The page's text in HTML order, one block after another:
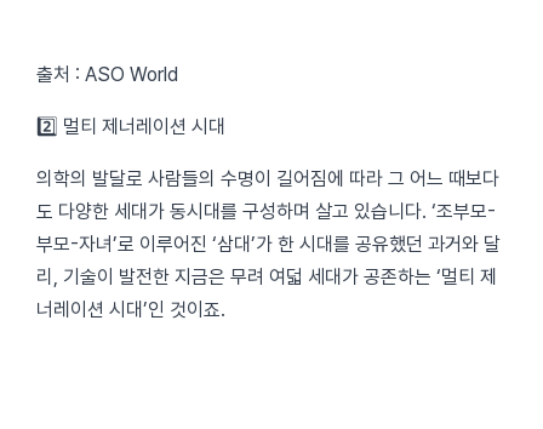
출처 : ASO World
2️⃣ 멀티 제너레이션 시대
의학의 발달로 사람들의 수명이 길어짐에 따라 그 어느 때보다
도 다양한 세대가 동시대를 구성하며 살고 있습니다. ‘조부모-
부모-자녀’로 이루어진 ‘삼대’가 한 시대를 공유했던 과거와 달
리, 기술이 발전한 지금은 무려 여덟 세대가 공존하는 ‘멀티 제
너레이션 시대’인 것이죠.